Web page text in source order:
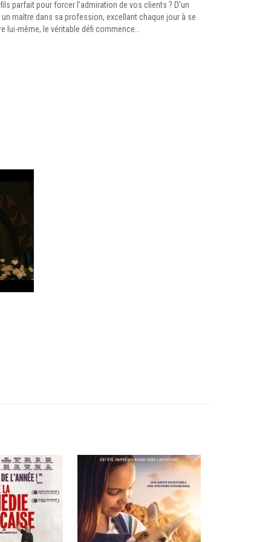
parfait pour forcer l’admiration de vos clients ? D’un
maître dans sa profession, excellant chaque jour à se
même, le véritable défi commence…